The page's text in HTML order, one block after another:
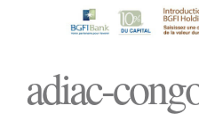
adiac-